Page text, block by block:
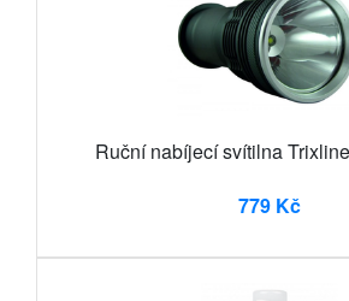
Ruční nabíjecí svítilna
779 Kč